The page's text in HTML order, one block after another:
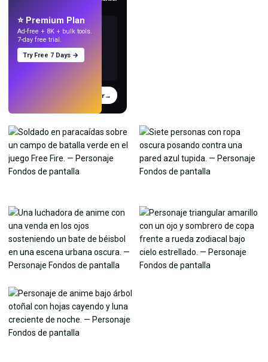
Probar→
⭐ Premium Plan
Ad-free + 8K + bulk tools.
7-day free trial.
Try Free 7 Days →